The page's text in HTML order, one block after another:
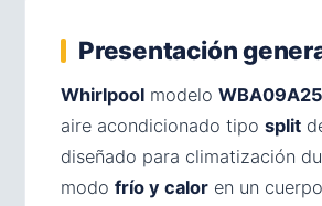
Presentación
Whirlpool modelo
aire acondicionado tipo split
diseñado para climatización
modo frío y calor en un